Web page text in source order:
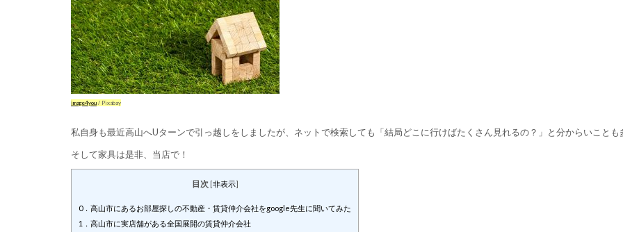
image4you / Pixabay
私自身も最近高山へUターンで引っ越しをしましたが、ネットで検索しても「結局どこに行けばたくさん見れるの？」と分からいことも
そして家具は是非、当店で！
目次 [非表示]
0．高山市にあるお部屋探しの不動産・賃貸仲介会社をgoogle先生に聞いてみた
1．高山市に実店舗がある全国展開の賃貸仲介会社